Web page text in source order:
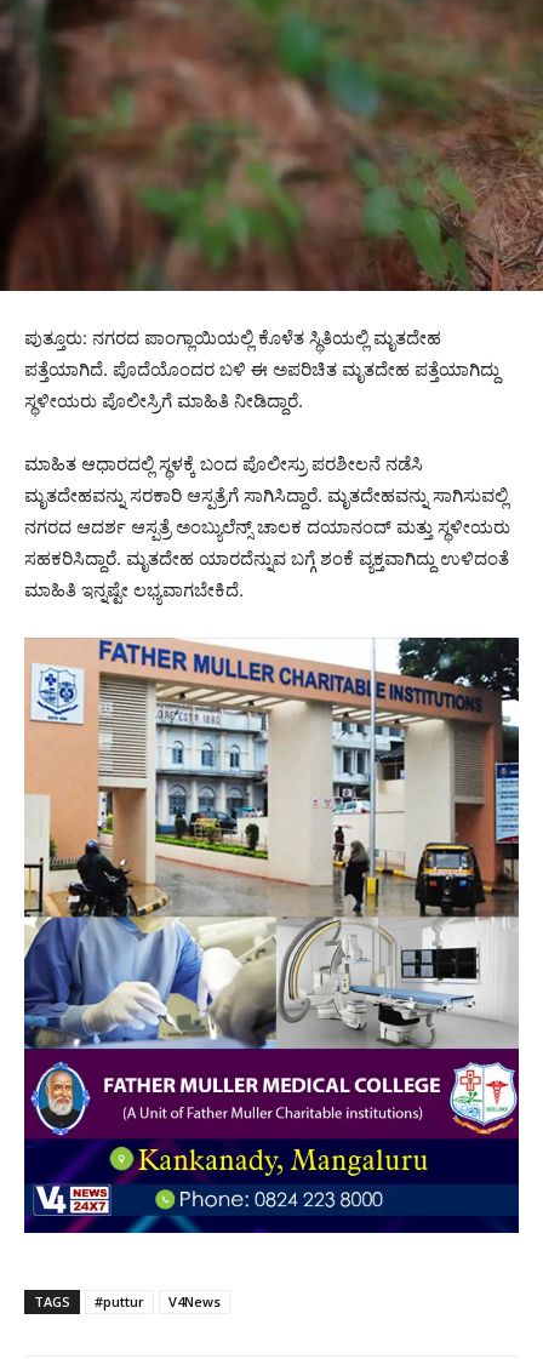
ಪುತ್ತೂರು: ನಗರದ ಪಾಂಗ್ಲಾಯಿಯಲ್ಲಿ ಕೊಳೆತ ಸ್ಥಿತಿಯಲ್ಲಿ ಮೃತದೇಹ
ಪತ್ತೆಯಾಗಿದೆ. ಪೊದೆಯೊಂದರ ಬಳಿ ಈ ಅಪರಿಚಿತ ಮೃತದೇಹ ಪತ್ತೆಯಾಗಿದ್ದು
ಸ್ಥಳೀಯರು ಪೊಲೀಸ್ರಿಗೆ ಮಾಹಿತಿ ನೀಡಿದ್ದಾರೆ.
ಮಾಹಿತ ಆಧಾರದಲ್ಲಿ ಸ್ಥಳಕ್ಕೆ ಬಂದ ಪೊಲೀಸ್ರು ಪರಶೀಲನೆ ನಡೆಸಿ
ಮೃತದೇಹವನ್ನು ಸರಕಾರಿ ಆಸ್ಪತ್ರೆಗೆ ಸಾಗಿಸಿದ್ದಾರೆ. ಮೃತದೇಹವನ್ನು ಸಾಗಿಸುವಲ್ಲಿ
ನಗರದ ಆದರ್ಶ ಆಸ್ಪತ್ರೆ ಅಂಬ್ಯುಲೆನ್ಸ್ ಚಾಲಕ ದಯಾನಂದ್ ಮತ್ತು ಸ್ಥಳೀಯರು
ಸಹಕರಿಸಿದ್ದಾರೆ. ಮೃತದೇಹ ಯಾರದೆನ್ನುವ ಬಗ್ಗೆ ಶಂಕೆ ವ್ಯಕ್ತವಾಗಿದ್ದು ಉಳಿದಂತೆ
ಮಾಹಿತಿ ಇನ್ನಷ್ಟೇ ಲಭ್ಯವಾಗಬೇಕಿದೆ.
TAGS #puttur V4News